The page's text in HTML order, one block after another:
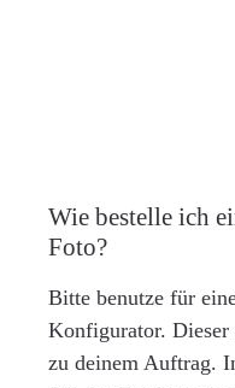
Wie bestelle ich
Foto?
Bitte benutze für
Konfigurator.
zu deinem Auftrag.